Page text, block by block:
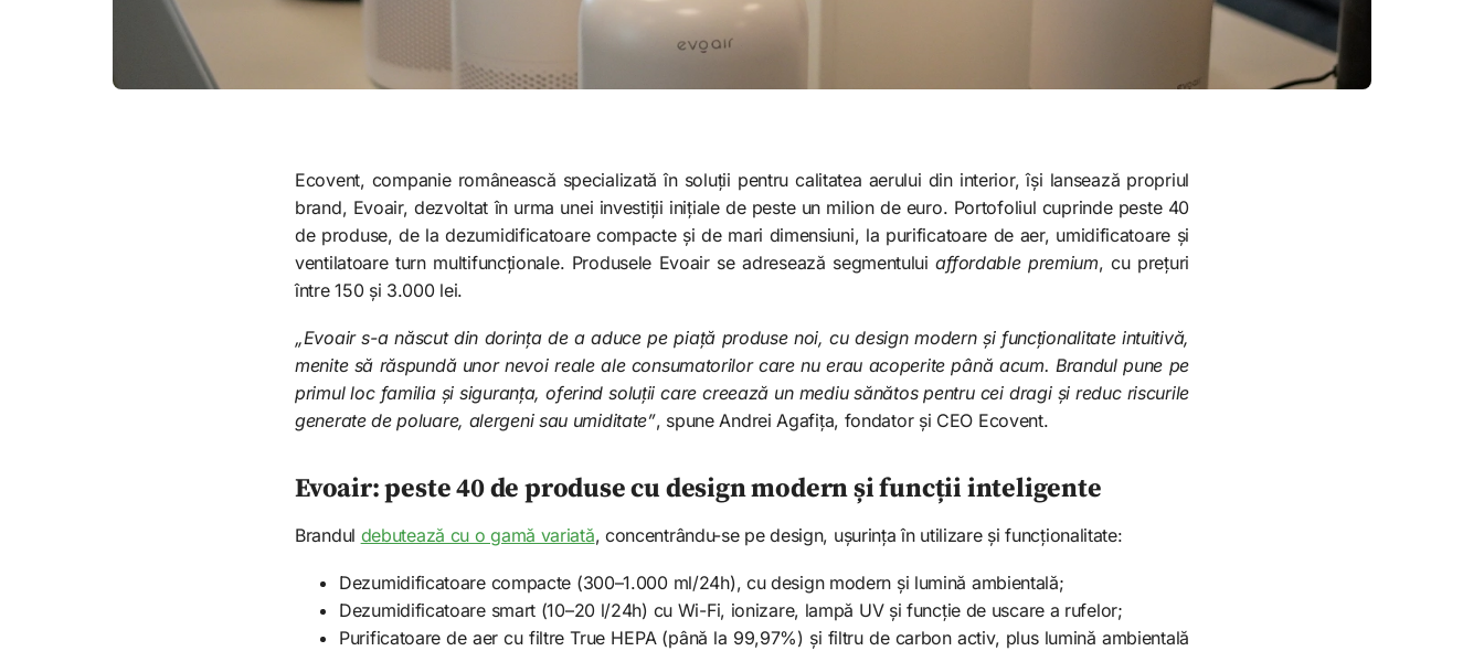
Ecovent, companie românească specializată în soluții pentru calitatea aerului din interior, își lansează propriul
brand, Evoair, dezvoltat în urma unei investiții inițiale de peste un milion de euro. Portofoliul cuprinde peste 40
de produse, de la dezumidificatoare compacte și de mari dimensiuni, la purificatoare de aer, umidificatoare și
ventilatoare turn multifuncționale. Produsele Evoair se adresează segmentuluiaffordable premium, cu prețuri
între 150 și 3.000 lei.
„Evoair s-a născut din dorința de a aduce pe piață produse noi, cu design modern și funcționalitate intuitivă,
menite să răspundă unor nevoi reale ale consumatorilor care nu erau acoperite până acum. Brandul pune pe
primul loc familia și siguranța, oferind soluții care creează un mediu sănătos pentru cei dragi și reduc riscurile
generate de poluare, alergeni sau umiditate”, spune Andrei Agafița, fondator și CEO Ecovent.
Evoair: peste 40 de produse cu design modern și funcții inteligente
Brandul debutează cu o gamă variată, concentrându-se pe design, ușurința în utilizare și funcționalitate:
Dezumidificatoare compacte (300–1.000 ml/24h), cu design modern și lumină ambientală;
Dezumidificatoare smart (10–20 l/24h) cu Wi-Fi, ionizare, lampă UV și funcție de uscare a rufelor;
Purificatoare de aer cu filtre True HEPA (până la 99,97%) și filtru de carbon activ, plus lumină ambientală